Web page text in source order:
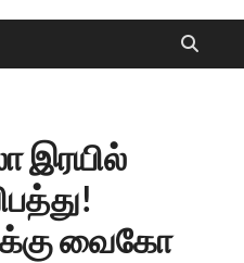
இரயில்
வைகோ